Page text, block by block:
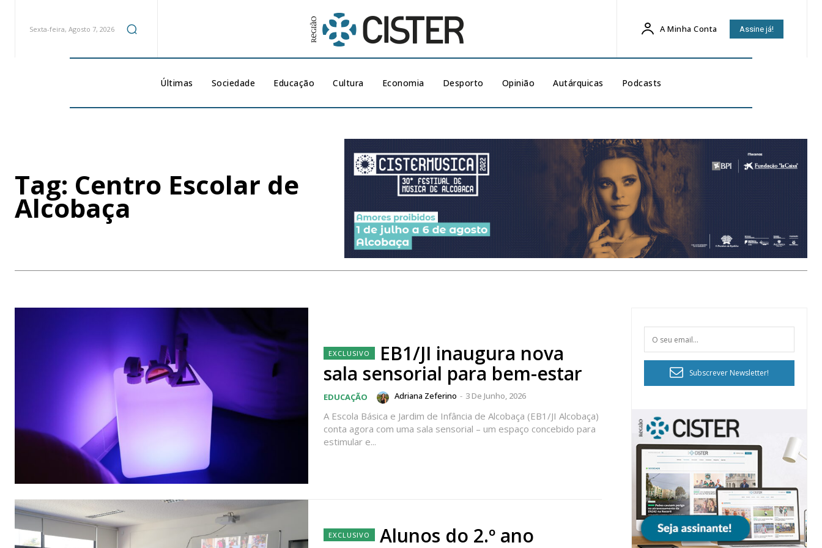
Sexta-feira, Agosto 7, 2026 A Minha Conta Assine já!
Últimas Sociedade Educação Cultura Economia Desporto Opinião Autárquicas Podcasts
Tag: Centro Escolar de
Alcobaça
EB1/JI inaugura nova
sala sensorial para bem-estar
EDUCAÇÃO Adriana Zeferino - 3 De Junho, 2026
A Escola Básica e Jardim de Infância de Alcobaça (EB1/JI Alcobaça)
conta agora com uma sala sensorial – um espaço concebido para
estimular e...
Alunos do 2.º ano
Subscrever Newsletter!